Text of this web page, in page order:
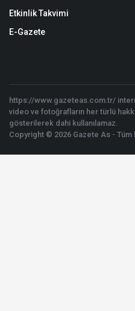
Etkinlik Takvimi
E-Gazete
https://www.gazeteas.com.tr/
video ve fotoğrafların her türlü
gösterilerek dahi kullanılamaz.
Copyright © 2026 Gazete As - Tüm